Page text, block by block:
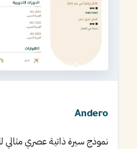
Andero
نموذج سيرة ذاتية عصري مثالي